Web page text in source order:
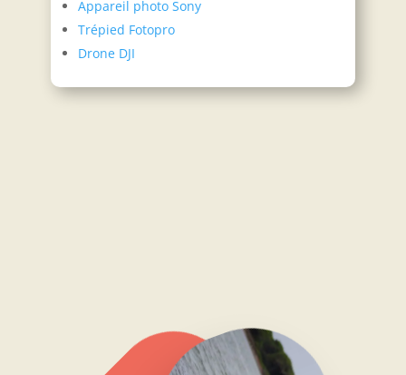
Appareil photo Sony
Trépied Fotopro
Drone DJI